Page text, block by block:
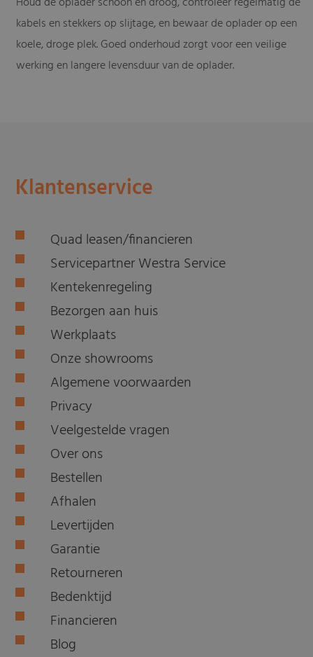
kabels en stekkers op slijtage, en bewaar de oplader op een
koele, droge plek. Goed onderhoud zorgt voor een veilige
werking en langere levensduur van de oplader.
Klantenservice
Quad leasen/financieren
Servicepartner Westra Service
Kentekenregeling
Bezorgen aan huis
Werkplaats
Onze showrooms
Algemene voorwaarden
Privacy
Veelgestelde vragen
Over ons
Bestellen
Afhalen
Levertijden
Garantie
Retourneren
Bedenktijd
Financieren
Blog